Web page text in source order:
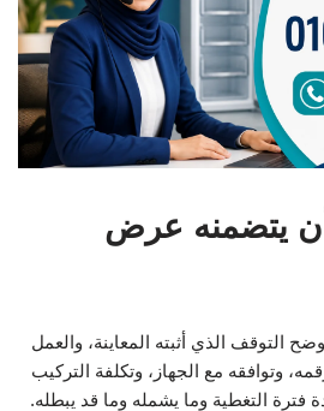
يتضمنه عرض
التوقف الذي أثبته المعاينة، والعمل
وتوافقه مع الجهاز، وتكلفة التركيب
فترة التغطية وما يشمله وما قد يبطله.